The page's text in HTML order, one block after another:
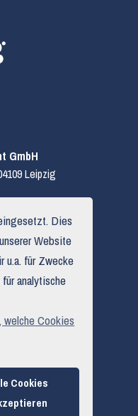
GmbH
Leipzig
Dies
Website
u.a. für Zwecke
analytische
Cookies
Cookies